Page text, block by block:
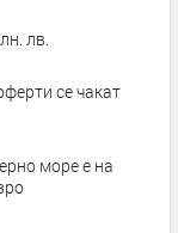
лв.
се чакат
море е на